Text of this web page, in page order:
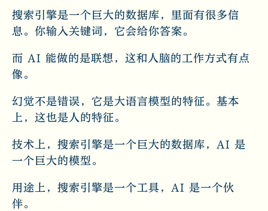
搜索引擎是一个巨大的数据库，里面有很多信
息。你输入关键词，它会给你答案。
而 AI 能做的是联想，这和人脑的工作方式有点
像。
幻觉不是错误，它是大语言模型的特征。基本
上，这也是人的特征。
技术上，搜索引擎是一个巨大的数据库，AI 是
一个巨大的模型。
用途上，搜索引擎是一个工具，AI 是一个伙
伴。